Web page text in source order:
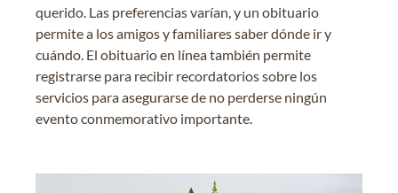
querido. Las preferencias varían, y un obituario
permite a los amigos y familiares saber dónde ir y
cuándo. El obituario en línea también permite
registrarse para recibir recordatorios sobre los
servicios para asegurarse de no perderse ningún
evento conmemorativo importante.